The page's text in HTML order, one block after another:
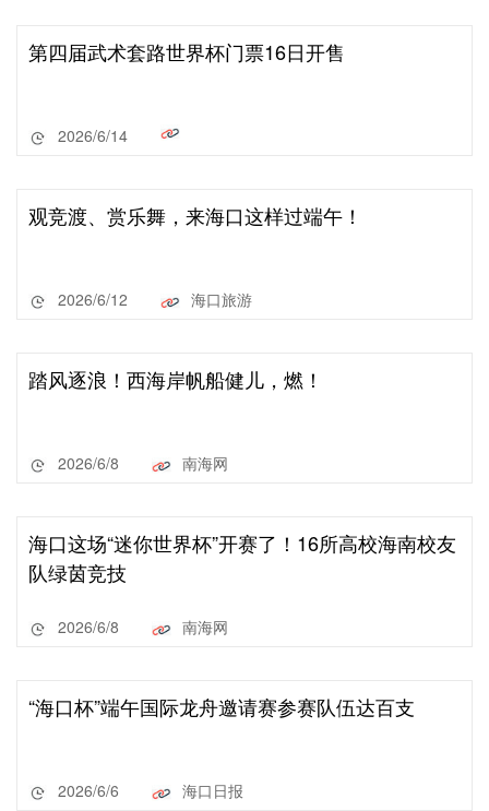
第四届武术套路世界杯门票16日开售
2026/6/14
观竞渡、赏乐舞，来海口这样过端午！
2026/6/12 海口旅游
踏风逐浪！西海岸帆船健儿，燃！
2026/6/8 南海网
海口这场“迷你世界杯”开赛了！16所高校海南校友
队绿茵竞技
2026/6/8 南海网
“海口杯”端午国际龙舟邀请赛参赛队伍达百支
2026/6/6 海口日报